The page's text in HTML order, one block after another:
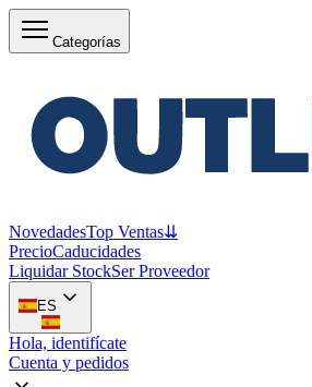
Categorías
NovedadesTop Ventas⇊
PrecioCaducidades
Liquidar StockSer Proveedor
ES
Hola, identifícate
Cuenta y pedidos